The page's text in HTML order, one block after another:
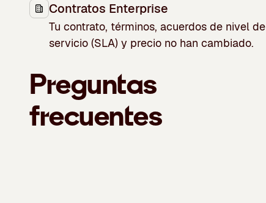
Contratos Enterprise
Tu contrato, términos, acuerdos de nivel de
servicio (SLA) y precio no han cambiado.
Preguntas
frecuentes